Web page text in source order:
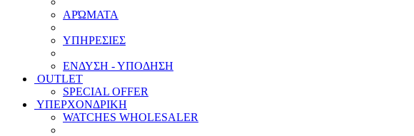
ΑΡΏΜΑΤΑ
ΥΠΗΡΕΣΙΕΣ
ΕΝΔΥΣΗ - ΥΠΟΔΗΣΗ
OUTLET
SPECIAL OFFER
ΥΠΕΡΧΟΝΔΡΙΚΗ
WATCHES WHOLESALER